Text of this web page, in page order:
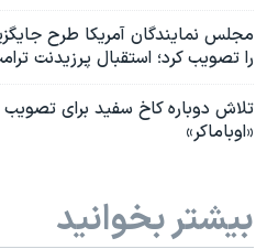
مجلس نمایندگان آمریکا طرح
را تصویب کرد؛ استقبال پرزیدنت
تلاش دوباره کاخ سفید برای
«اوباماکر»
بیشتر بخوانید